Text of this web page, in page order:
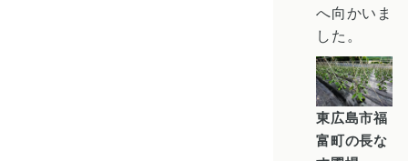
へ向かいま
した。
東広島市福
富町の長な